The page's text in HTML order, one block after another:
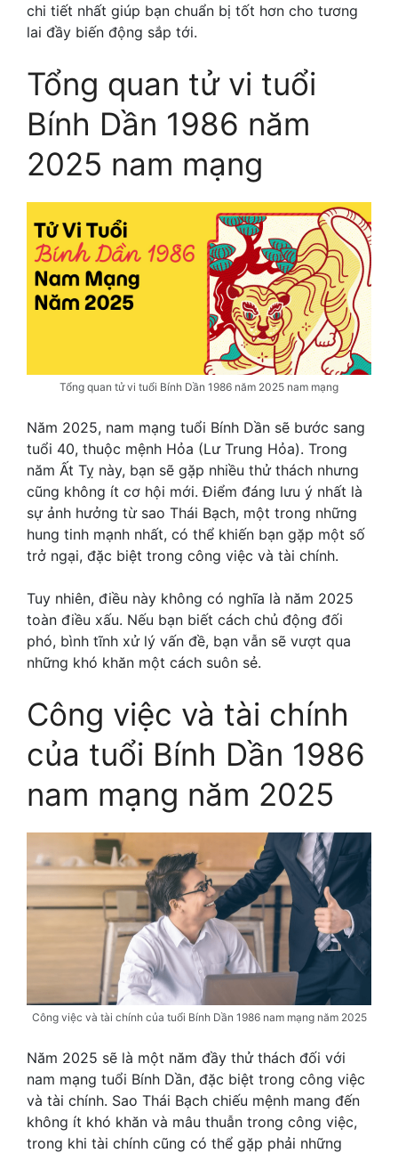
chi tiết nhất giúp bạn chuẩn bị tốt hơn cho tương
lai đầy biến động sắp tới.
Tổng quan tử vi tuổi
Bính Dần 1986 năm
2025 nam mạng
Tổng quan tử vi tuổi Bính Dần 1986 năm 2025 nam mạng
Năm 2025, nam mạng tuổi Bính Dần sẽ bước sang
tuổi 40, thuộc mệnh Hỏa (Lư Trung Hỏa). Trong
năm Ất Tỵ này, bạn sẽ gặp nhiều thử thách nhưng
cũng không ít cơ hội mới. Điểm đáng lưu ý nhất là
sự ảnh hưởng từ sao Thái Bạch, một trong những
hung tinh mạnh nhất, có thể khiến bạn gặp một số
trở ngại, đặc biệt trong công việc và tài chính.
Tuy nhiên, điều này không có nghĩa là năm 2025
toàn điều xấu. Nếu bạn biết cách chủ động đối
phó, bình tĩnh xử lý vấn đề, bạn vẫn sẽ vượt qua
những khó khăn một cách suôn sẻ.
Công việc và tài chính
của tuổi Bính Dần 1986
nam mạng năm 2025
Công việc và tài chính của tuổi Bính Dần 1986 nam mạng năm 2025
Năm 2025 sẽ là một năm đầy thử thách đối với
nam mạng tuổi Bính Dần, đặc biệt trong công việc
và tài chính. Sao Thái Bạch chiếu mệnh mang đến
không ít khó khăn và mâu thuẫn trong công việc,
trong khi tài chính cũng có thể gặp phải những